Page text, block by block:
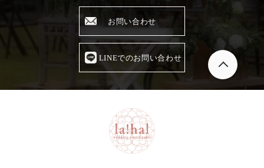
お問い合わせ
LINEでのお問い合わせ